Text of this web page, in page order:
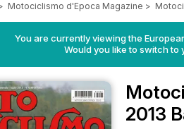
Motociclismo d'Epoca Magazine >
You are currently viewing the
Would you like to switch to
2013